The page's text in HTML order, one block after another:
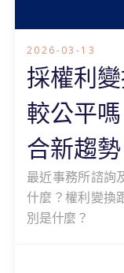
2026-03-13
採權利
較公平
合新趨勢
最近事務所諮詢
什麼？權利變換
別是什麼？